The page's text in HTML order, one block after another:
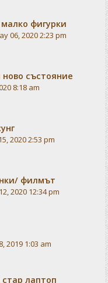
фигурки
06, 2020 2:23 pm
състояние
8:18 am
2020 2:53 pm
филмът
2020 12:34 pm
2019 1:03 am
лаптоп